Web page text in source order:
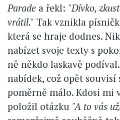
Parade a řekl: "Dívko,
vrátil." Tak vznikla
která se hraje dodnes.
nabízet svoje texty s
ně někdo laskavě
nabídek, což opět souvisí
poměrně málo. Kdosi mi
položil otázku "A to vás